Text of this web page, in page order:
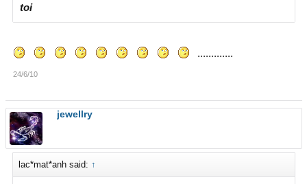
toi
.............
24/6/10
jewellry
lac*mat*anh said: ↑